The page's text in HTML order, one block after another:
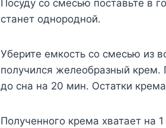
Посуду со смесью поставьте в
станет однородной.
Уберите емкость со смесью из
получился желеобразный крем.
до сна на 20 мин. Остатки
Полученного крема хватает на